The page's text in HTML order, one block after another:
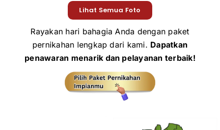
Lihat Semua Foto
Rayakan hari bahagia Anda dengan paket
pernikahan lengkap dari kami. Dapatkan
penawaran menarik dan pelayanan terbaik!